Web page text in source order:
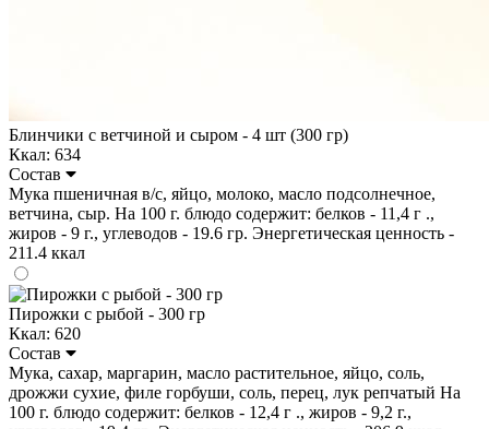
Блинчики с ветчиной и сыром - 4 шт (300 гр)
Ккал: 634
Состав
Мука пшеничная в/с, яйцо, молоко, масло подсолнечное,
ветчина, сыр. На 100 г. блюдо содержит: белков - 11,4 г .,
жиров - 9 г., углеводов - 19.6 гр. Энергетическая ценность -
211.4 ккал
Пирожки с рыбой - 300 гр
Ккал: 620
Состав
Мука, сахар, маргарин, масло растительное, яйцо, соль,
дрожжи сухие, филе горбуши, соль, перец, лук репчатый На
100 г. блюдо содержит: белков - 12,4 г ., жиров - 9,2 г.,